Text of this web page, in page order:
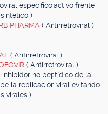
específico activo frente
)
PHARMA ( Antirretroviral )
( Antirretroviral )
( Antirretroviral )
inhibidor no peptídico de la
la replicación viral evitando
virales )